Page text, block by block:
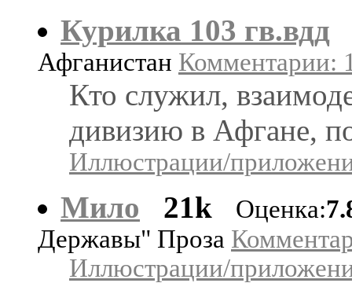
Курилка 103 гв.вдд
Афганистан Комментарии:
Кто служил,
дивизию в Афгане,
Иллюстрации/
Мило 21k Оценка:
Державы" Проза
Иллюстрации/